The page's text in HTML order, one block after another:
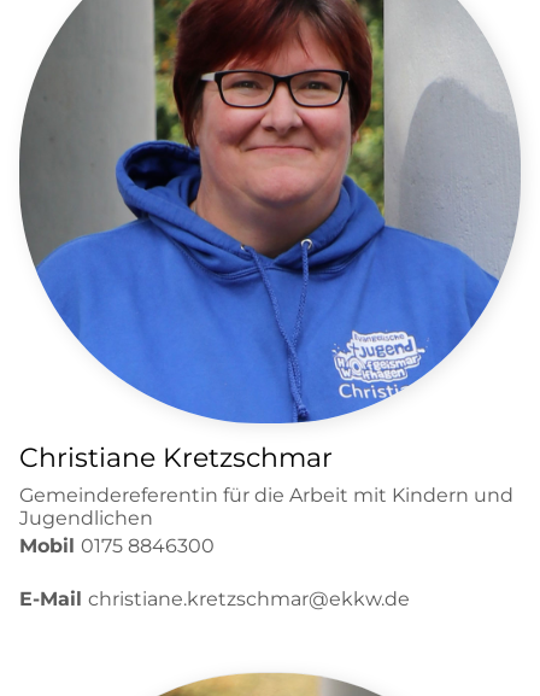
Christiane Kretzschmar
Gemeindereferentin für die Arbeit mit Kindern und
Jugendlichen
Mobil 0175 8846300
E-Mail christiane.kretzschmar@ekkw.de